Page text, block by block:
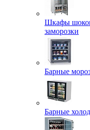
Шкафы
заморозки
Барные
Барные